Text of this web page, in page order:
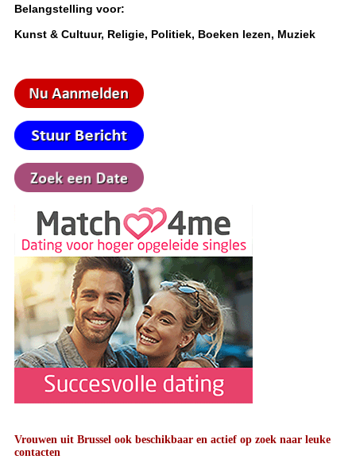
Belangstelling voor:
Kunst & Cultuur, Religie, Politiek, Boeken lezen, Muziek
Vrouwen uit Brussel ook beschikbaar en actief op zoek naar leuke
contacten